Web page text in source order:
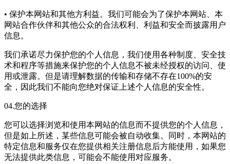
• 保护本网站和其他方利益。我们可能会为了保护本网站、本
网站合作伙伴和其他公众的合法权利、利益和安全而披露用户
信息。
我们承诺尽力保护您的个人信息，我们使用各种制度、安全技
术和程序等措施来保护您的个人信息不被未经授权的访问、使
用或泄露。但是请理解数据的传输和存储不存在100%的安
全，因此我们不能向您绝对保证上述个人信息的安全性。
04.您的选择
您可以选择浏览和使用本网站的信息而不提供您的个人信息，
但是如上所述，某些信息可能会被自动收集。同时，本网站的
特定信息和服务仅在您提供相关注册信息后方能使用，如果您
无法提供此类信息，可能会不能使用对应服务。